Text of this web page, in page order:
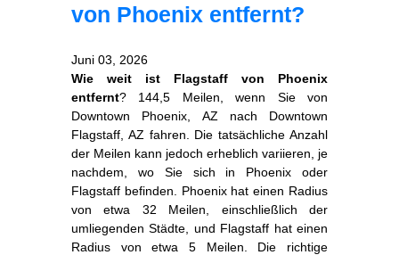
von Phoenix entfernt?
Juni 03, 2026
Wie weit ist Flagstaff von Phoenix
entfernt? 144,5 Meilen, wenn Sie von
Downtown Phoenix, AZ nach Downtown
Flagstaff, AZ fahren. Die tatsächliche Anzahl
der Meilen kann jedoch erheblich variieren, je
nachdem, wo Sie sich in Phoenix oder
Flagstaff befinden. Phoenix hat einen Radius
von etwa 32 Meilen, einschließlich der
umliegenden Städte, und Flagstaff hat einen
Radius von etwa 5 Meilen. Die richtige